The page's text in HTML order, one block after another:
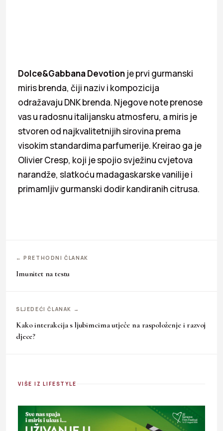
Dolce&Gabbana Devotion je prvi gurmanski
miris brenda, čiji naziv i kompozicija
odražavaju DNK brenda. Njegove note prenose
vas u radosnu italijansku atmosferu, a miris je
stvoren od najkvalitetnijih sirovina prema
visokim standardima parfumerije. Kreirao ga je
Olivier Cresp, koji je spojio svježinu cvjetova
narandže, slatkoću madagaskarske vanilije i
primamljiv gurmanski dodir kandiranih citrusa.
← PRETHODNI ČLANAK
Imunitet na testu
SLJEDEĆI ČLANAK →
Kako interakcija s ljubimcima utječe na raspoloženje i razvoj
djece?
VIŠE IZ LIFESTYLE